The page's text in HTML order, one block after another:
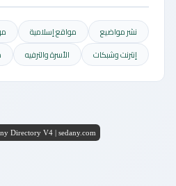
مواقع إسلامية مواقع إخباريه
الأسرة والترفيه مواقع طبيه
Powered by Sedany Directory V4 | sedany.com